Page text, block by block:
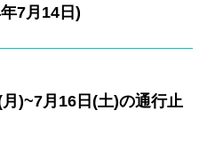
7月14日)
)~7月16日(土)の通行止